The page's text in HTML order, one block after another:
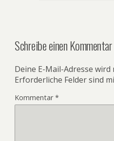
Schreibe einen Kommentar
Deine E-Mail-Adresse
Erforderliche Felder sind
Kommentar*